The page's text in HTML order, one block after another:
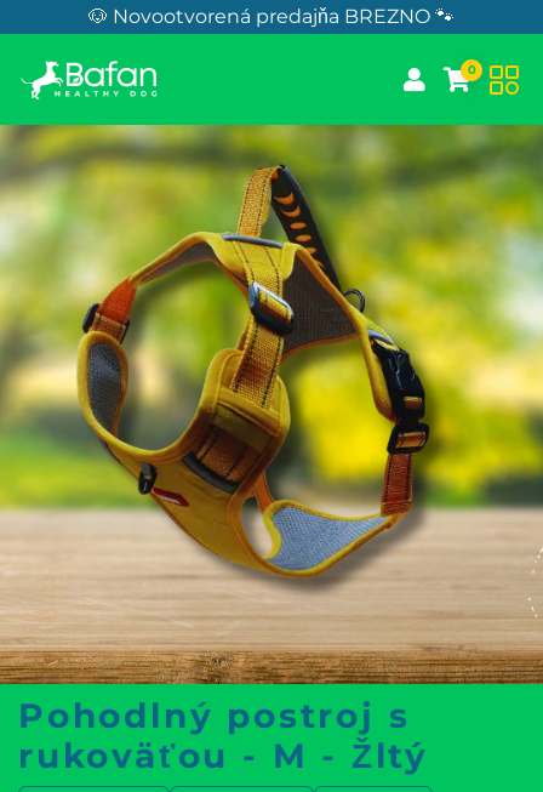
Skip to Content🐶 Novootvorená predajňa BREZNO 🐾
0
Pohodlný postroj s
rukoväťou - M - Žltý